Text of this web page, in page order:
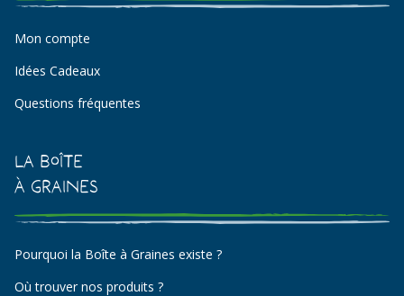
Mon compte
Idées Cadeaux
Questions fréquentes
La Boîte
à Graines
Pourquoi la Boîte à Graines existe ?
Où trouver nos produits ?